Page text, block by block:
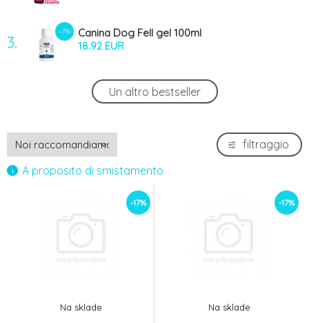
3.
-7%
Canina Dog Fell gel 100ml
18.92 EUR
Gelapony Fast 600g
39.26 EUR
5.
CARTILAN Base K2+D3 100tbl
30.59 EUR
VITAR ArtiVit Sirup 500ml+reflexní batůžek
55.52 EUR
Un altro bestseller
A proposito di smistamento
filtraggio
-17%
Na sklade
-17%
Na sklade